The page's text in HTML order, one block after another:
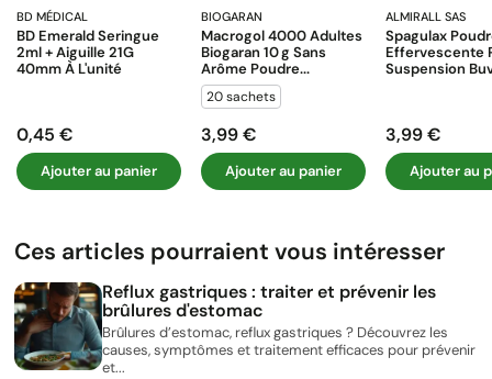
BD MÉDICAL
BD Emerald Seringue
2ml + Aiguille 21G
40mm À L'unité
Prix
0,45 €
Ajouter au panier
BIOGARAN
Macrogol 4000 Adultes
Biogaran 10 G Sans
Arôme Poudre...
20 sachets
Prix
3,99 €
Ajouter au panier
ALMIRALL SAS
Spagulax
Effervescente
Suspension
Prix
3,99 €
Ajouter au
Ces articles pourraient vous intéresser
Reflux gastriques : traiter et prévenir les
brûlures d'estomac
Brûlures d’estomac, reflux gastriques ? Découvrez les
causes, symptômes et traitement efficaces pour prévenir
et...